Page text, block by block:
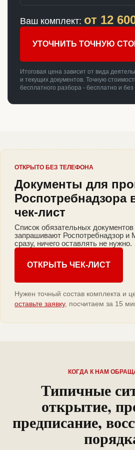
Ваш комплект: от 12
УТОЧНИТЬ ТОЧНУЮ
Итоговая цена зависит от вида
и текущих документов. Точную
бесплатного разбора - бесплатно и без
ОТКРЫТО БЕЗ ТЕЛЕФОНА
Документы для
Роспотребнадзора
чек-лист
Список обязательных документов
запрашивают Роспотребнадзор
сразу, ничего оставлять не нужно.
ОТКРЫТЬ ЧЕК-ЛИСТ
Нужен точный состав комплекта и
оставьте заявку, посчитаем за 15
КОГДА К НАМ
Типичные
открытие,
предписание,